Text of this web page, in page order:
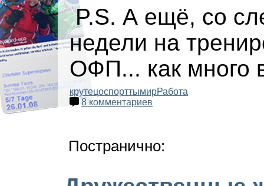
P.S. А ещё, со
недели на
ОФП... как много
крутецоспорттымирРабота
8 комментариев
Постранично: